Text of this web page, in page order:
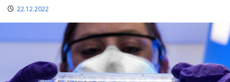
22.12.2022